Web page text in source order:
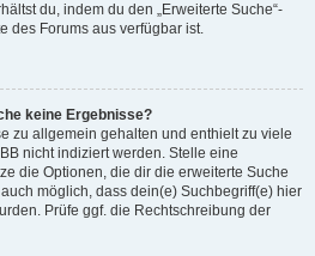
du, indem du den „Erweiterte Suche“-
des Forums aus verfügbar ist.
keine Ergebnisse?
zu allgemein gehalten und enthielt zu viele
nicht indiziert werden. Stelle eine
die Optionen, die dir die erweiterte Suche
möglich, dass dein(e) Suchbegriff(e) hier
Prüfe ggf. die Rechtschreibung der